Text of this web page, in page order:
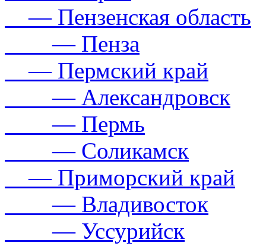
— Пензенская область
— Пенза
— Пермский край
— Александровск
— Пермь
— Соликамск
— Приморский край
— Владивосток
— Уссурийск